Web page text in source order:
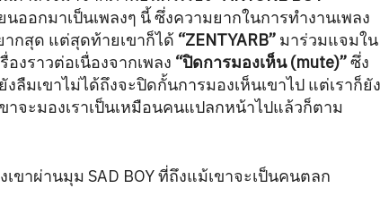
ออกมาเป็นเพลงๆ นี้ ซึ่งความยากในการทำงานเพลง
กสุด แต่สุดท้ายเขาก็ได้ “ZENTYARB” มาร่วมแจมใน
องราวต่อเนื่องจากเพลง “ปิดการมองเห็น (mute)”ซึ่ง
มเขาไม่ได้ถึงจะปิดกั้นการมองเห็นเขาไป แต่เราก็ยัง
าจะมองเราเป็นเหมือนคนแปลกหน้าไปแล้วก็ตาม
เขาผ่านมุม SAD BOY ที่ถึงแม้เขาจะเป็นคนตลก